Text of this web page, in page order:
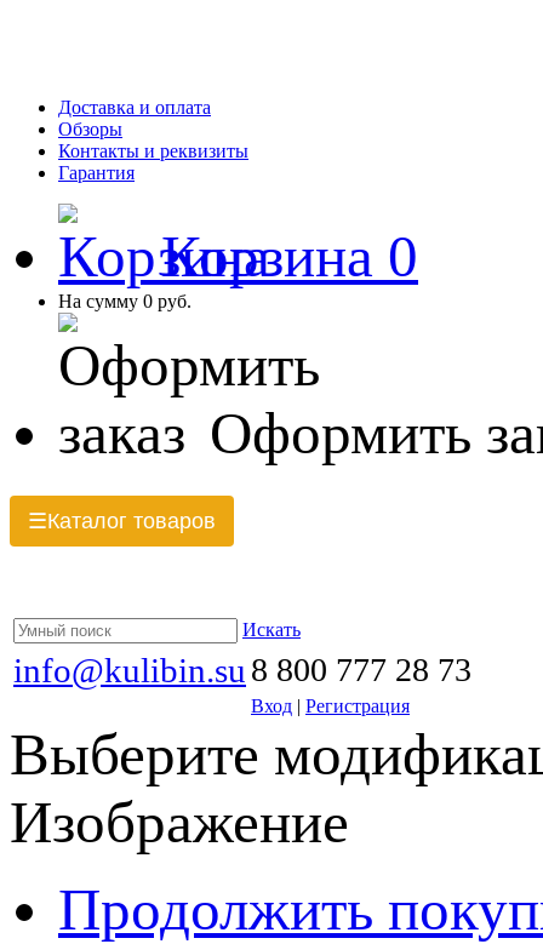
Доставка и оплата
Обзоры
Контакты и реквизиты
Гарантия
Корзина 0
На сумму 0 руб.
Оформить
☰Каталог товаров
Искать
info@kulibin.su 8 800 777 28 73
Вход | Регистрация
Выберите
Изображение
Продолжить